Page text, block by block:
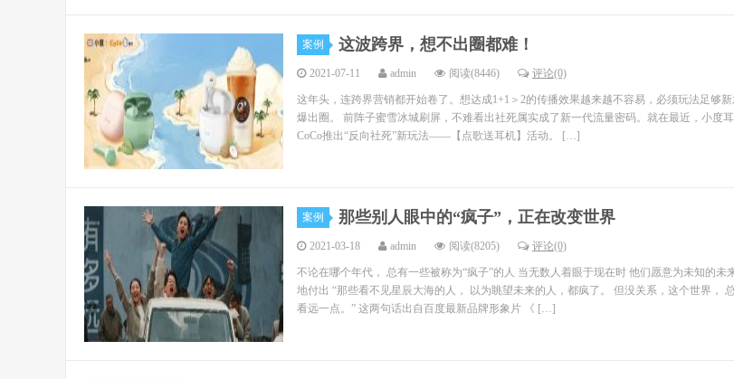
案例 这波跨界，想不出圈都难！
2021-07-11 admin 阅读(8446) 评论(0)
这年头，连跨界营销都开始卷了。想达成1+1＞2的传播效果越来越不容易，必须玩法足够新
爆出圈。 前阵子蜜雪冰城刷屏，不难看出社死属实成了新一代流量密码。就在最近，小度
CoCo推出“反向社死”新玩法——【点歌送耳机】活动。 […]
案例 那些别人眼中的“疯子”，正在改变世界
2021-03-18 admin 阅读(8205) 评论(0)
不论在哪个年代， 总有一些被称为“疯子”的人 当无数人着眼于现在时 他们愿意为未知的未
地付出 “那些看不见星辰大海的人， 以为眺望未来的人，都疯了。 但没关系，这个世界，
看远一点。” 这两句话出自百度最新品牌形象片 《 […]